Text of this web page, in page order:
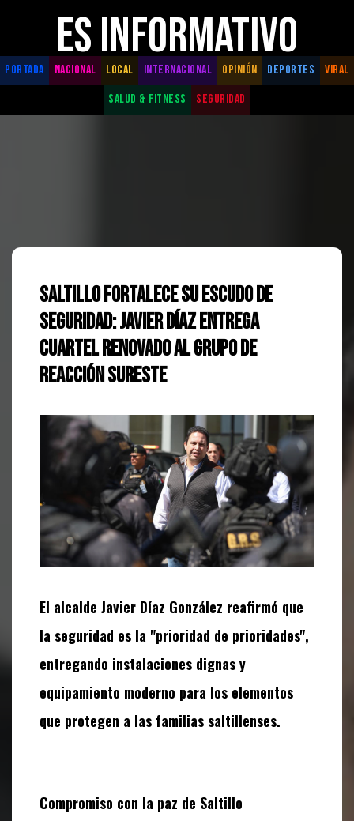
ES INFORMATIVO
PORTADA NACIONAL LOCAL INTERNACIONAL OPINIÓN DEPORTES
VIRAL
SALUD & FITNESS
SEGURIDAD
Saltillo fortalece su escudo de
seguridad: Javier Díaz entrega
cuartel renovado al Grupo de
Reacción Sureste
El alcalde Javier Díaz González reafirmó que
la seguridad es la "prioridad de prioridades",
entregando instalaciones dignas y
equipamiento moderno para los elementos
que protegen a las familias saltillenses.
Compromiso con la paz de Saltillo